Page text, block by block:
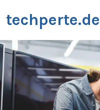
Inhalt
techperte.de